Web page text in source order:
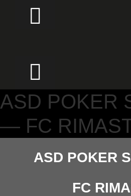
ASD POKER
— FC
ASD POKER
FC